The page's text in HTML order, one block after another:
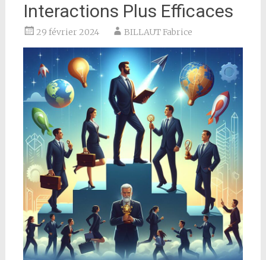
Interactions Plus Efficaces
29 février 2024 BILLAUT Fabrice